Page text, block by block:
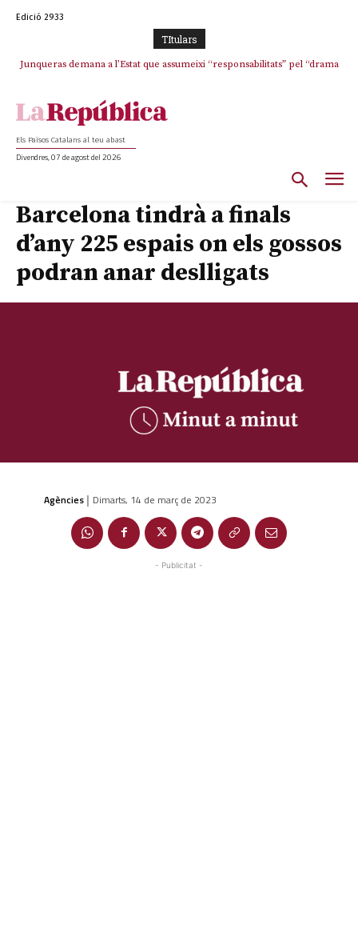
Edició 2933
TItulars
SOS Costa Brava es planta contra la “nefasta” prolongació de la C-32 i
Junqueras demana a l’Estat que assumeixi “responsabilitats” pel “drama
Els Països Catalans al teu abast
Divendres, 07 de agost del 2026
Barcelona tindrà a finals
d’any 225 espais on els gossos
podran anar deslligats
Agències | Dimarts, 14 de març de 2023
- Publicitat -